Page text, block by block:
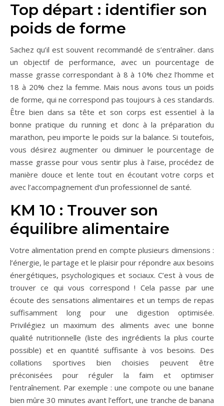
Top départ : identifier son
poids de forme
Sachez qu’il est souvent recommandé de s’entraîner. dans
un objectif de performance, avec un pourcentage de
masse grasse correspondant à 8 à 10% chez l’homme et
18 à 20% chez la femme. Mais nous avons tous un poids
de forme, qui ne correspond pas toujours à ces standards.
Être bien dans sa tête et son corps est essentiel à la
bonne pratique du running et donc à la préparation du
marathon, peu importe le poids sur la balance. Si toutefois,
vous désirez augmenter ou diminuer le pourcentage de
masse grasse pour vous sentir plus à l’aise, procédez de
manière douce et lente tout en écoutant votre corps et
avec l’accompagnement d’un professionnel de santé.
KM 10 : Trouver son
équilibre alimentaire
Votre alimentation prend en compte plusieurs dimensions :
l’énergie, le partage et le plaisir pour répondre aux besoins
énergétiques, psychologiques et sociaux. C’est à vous de
trouver ce qui vous correspond ! Cela passe par une
écoute des sensations alimentaires et un temps de repas
suffisamment long pour une digestion optimisée.
Privilégiez un maximum des aliments avec une bonne
qualité nutritionnelle (liste des ingrédients la plus courte
possible) et en quantité suffisante à vos besoins. Des
collations sportives bien choisies peuvent être
préconisées pour réguler la faim et optimiser
l’entraînement. Par exemple : une compote ou une banane
bien mûre 30 minutes avant l’effort, une tranche de banana